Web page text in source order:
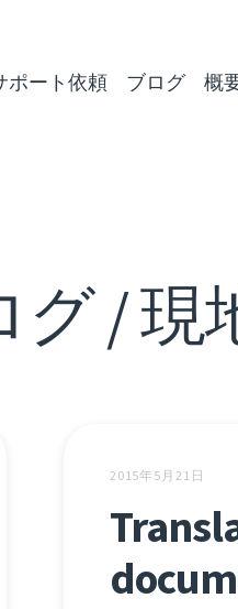
ポート依頼 ブログ 概
グ / 現
2015年5月21日